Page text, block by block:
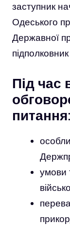
заступник
Одеського
Державної
Під час
питання:
умови